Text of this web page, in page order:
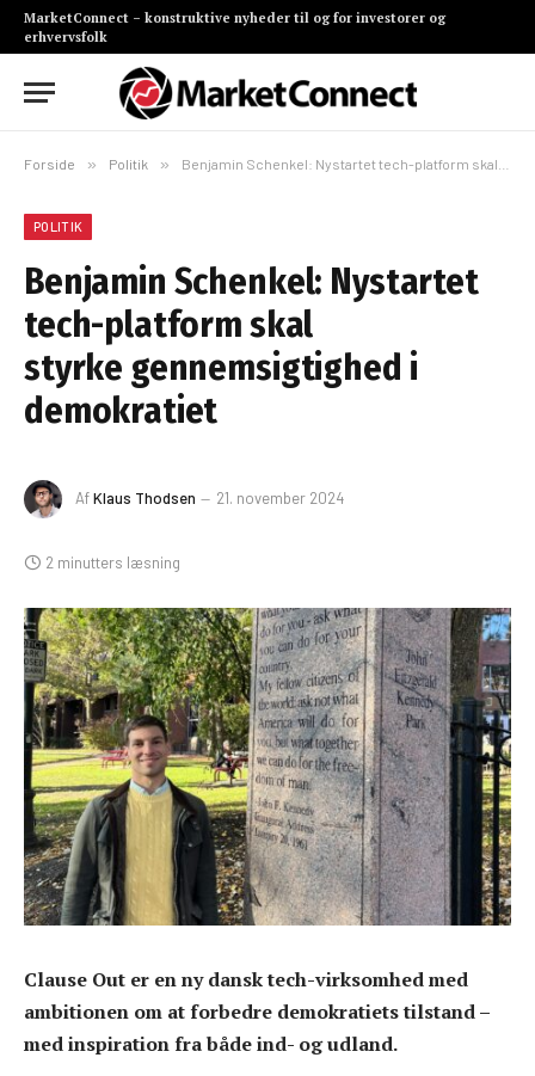
MarketConnect – konstruktive nyheder til og for investorer og
erhvervsfolk
Forside » Politik » Benjamin Schenkel: Nystartet tech-platform skal styrke gennemsigtighed i demokratiet
POLITIK
Benjamin Schenkel: Nystartet
tech-platform skal
styrke gennemsigtighed i
demokratiet
AfKlaus Thodsen 21. november 2024
2 minutters læsning
Clause Out er en ny dansk tech-virksomhed med
ambitionen om at forbedre demokratiets tilstand –
med inspiration fra både ind- og udland.